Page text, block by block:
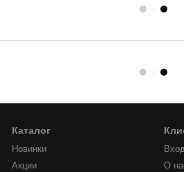
Каталог
Новинки
Акции
О